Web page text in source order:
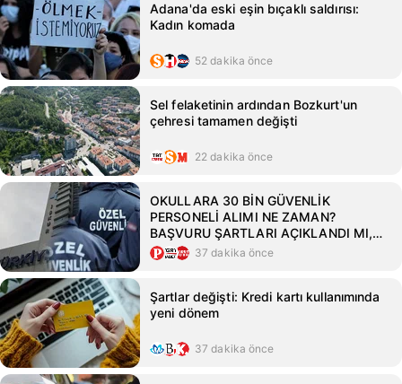
Adana'da eski eşin bıçaklı saldırısı:
Kadın komada
52 dakika önce
Sel felaketinin ardından Bozkurt'un
çehresi tamamen değişti
22 dakika önce
OKULLARA 30 BİN GÜVENLİK
PERSONELİ ALIMI NE ZAMAN?
BAŞVURU ŞARTLARI AÇIKLANDI MI,
KİMLER BAŞVURABİLİR?
37 dakika önce
Şartlar değişti: Kredi kartı kullanımında
yeni dönem
37 dakika önce